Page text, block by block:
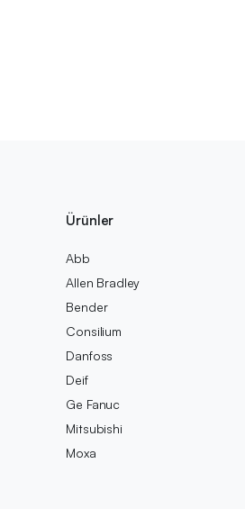
Ürünler
Abb
Allen Bradley
Bender
Consilium
Danfoss
Deif
Ge Fanuc
Mitsubishi
Moxa